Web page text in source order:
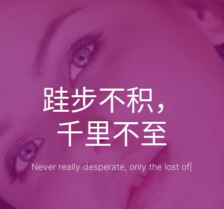
跬步不积，
千里不至
Never really desperate, only the lost of
the|